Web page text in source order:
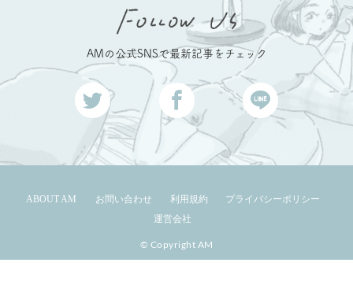
AMの公式SNSで最新記事をチェック
ABOUT AM お問い合わせ 利用規約
プライバシーポリシー
運営会社
© Copyright AM